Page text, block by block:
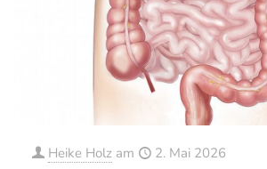
Heike Holz am 2. Mai 2026